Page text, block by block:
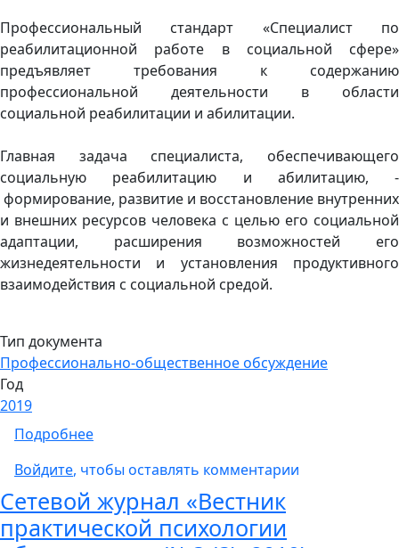
Профессиональный стандарт «Специалист по
реабилитационной работе в социальной сфере»
предъявляет требования к содержанию
профессиональной деятельности в области
социальной реабилитации и абилитации.
Главная задача специалиста, обеспечивающего
социальную реабилитацию и абилитацию, -
формирование, развитие и восстановление внутренних
и внешних ресурсов человека с целью его социальной
адаптации, расширения возможностей его
жизнедеятельности и установления продуктивного
взаимодействия с социальной средой.
Тип документа
Профессионально-общественное обсуждение
Год
2019
Подробнеео Актуализированный проект
Войдите, чтобы оставлять комментарии
Сетевой журнал «Вестник
практической психологии